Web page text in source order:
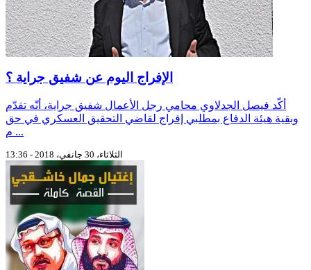
الإفراج اليوم عن شفيق جراية ؟
أكّد فيصل الجدلاوي محامي رجل الأعمال شفيق جراية، أنّه تقدّم
وبقية هيئة الدفاع بمطلبي إفراج لقاضي التحقيق العسكري في حق
م ...
الثلاثاء، 30 جانفي، 2018 - 13:36